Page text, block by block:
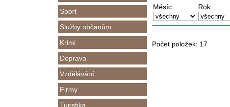
Sport
Služby občanům
Krimi
Doprava
Vzdělávání
Firmy
Turistika
Měsíc:
Rok:
Počet položek: 17